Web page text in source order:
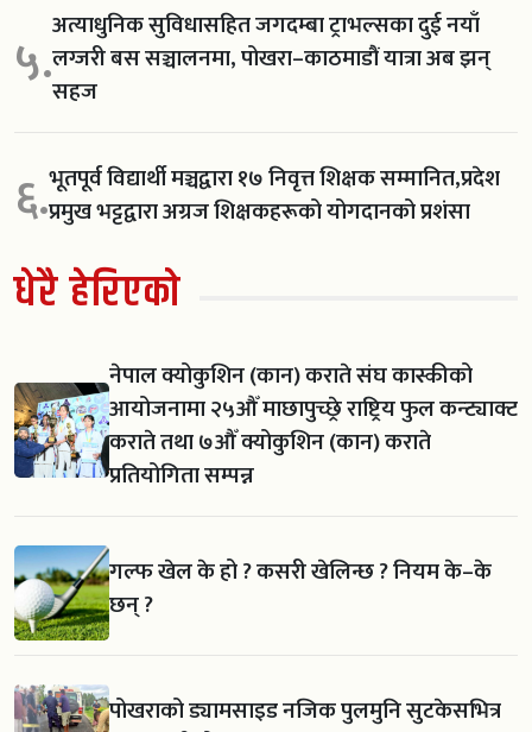
५.अत्याधुनिक सुविधासहित जगदम्बा ट्राभल्सका दुई नयाँ
लग्जरी बस सञ्चालनमा, पोखरा–काठमाडौं यात्रा अब झन्
सहज
६.भूतपूर्व विद्यार्थी मञ्चद्वारा १७ निवृत्त शिक्षक सम्मानित,प्रदेश
प्रमुख भट्टद्वारा अग्रज शिक्षकहरूको योगदानको प्रशंसा
धेरै हेरिएको
नेपाल क्योकुशिन (कान) कराते संघ कास्कीको
आयोजनामा २५औँ माछापुच्छ्रे राष्ट्रिय फुल कन्ट्याक्ट
कराते तथा ७औँ क्योकुशिन (कान) कराते
प्रतियोगिता सम्पन्न
गल्फ खेल के हो ? कसरी खेलिन्छ ? नियम के–के
छन् ?
पोखराको ड्यामसाइड नजिक पुलमुनि सुटकेसभित्र